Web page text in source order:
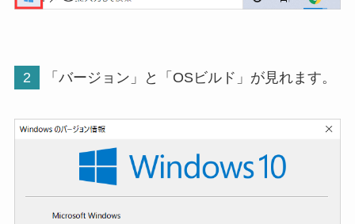
2 「バージョン」と「OSビルド」が見れます。